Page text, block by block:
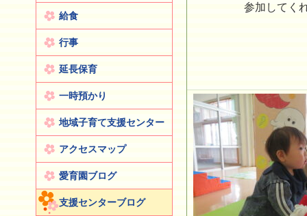
給食
行事
延長保育
一時預かり
地域子育て支援センター
アクセスマップ
愛育園ブログ
支援センターブログ
参加してく